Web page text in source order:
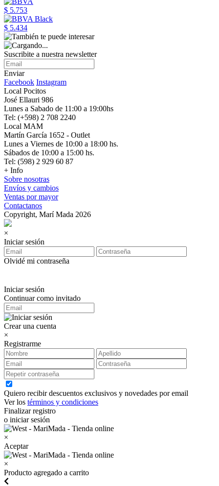
$ 5.753
$ 5.434
Suscribite a nuestra newsletter
Enviar
Facebook Instagram
Local Pocitos
José Ellauri 986
Lunes a Sabado de 11:00 a 19:00hs
Tel: (+598) 2 708 2240
Local MAM
Martín García 1652 - Outlet
Lunes a Viernes de 10:00 a 18:00 hs.
Sábados de 10:00 a 15:00 hs.
Tel: (598) 2 929 60 87
+ Info
Sobre nosotras
Envíos y cambios
Ventas por mayor
Contactanos
Copyright, Marí Mada 2026
×
Iniciar sesión
Olvidé mi contraseña
Iniciar sesión
Continuar como invitado
Crear una cuenta
×
Registrarme
Quiero recibir descuentos exclusivos y novedades por email
Ver los términos y condiciones
Finalizar registro
o iniciar sesión
×
Aceptar
×
Producto agregado a carrito